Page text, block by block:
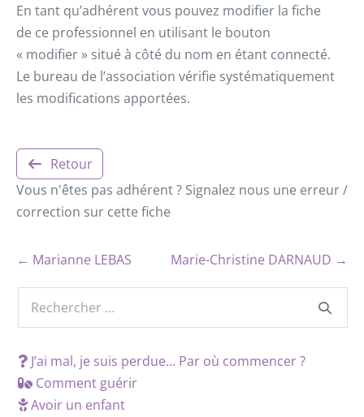
En tant qu’adhérent vous pouvez modifier la fiche
de ce professionnel en utilisant le bouton
« modifier » situé à côté du nom en étant connecté.
Le bureau de l’association vérifie systématiquement
les modifications apportées.
Retour
Vous n'êtes pas adhérent ? Signalez nous une erreur /
correction sur cette fiche
← Marianne LEBAS Marie-Christine DARNAUD →
J’ai mal, je suis perdue… Par où commencer ?
Comment guérir
Avoir un enfant